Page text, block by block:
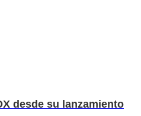
desde su lanzamiento